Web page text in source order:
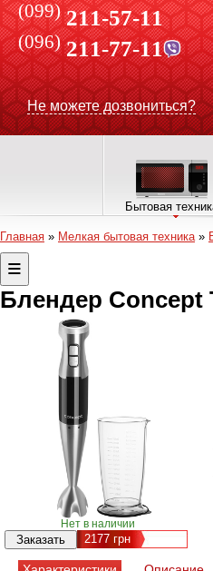
(099) 211-57-11
(096)211-77-11
Не можете дозвониться?
Бытовая
Главная » Мелкая бытовая техника»
Блендер Concept
Нет в наличии
2177 грн